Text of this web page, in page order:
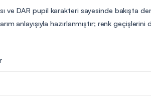
ve DAR pupil karakteri sayesinde bakışta
anlayışıyla hazırlanmıştır; renk